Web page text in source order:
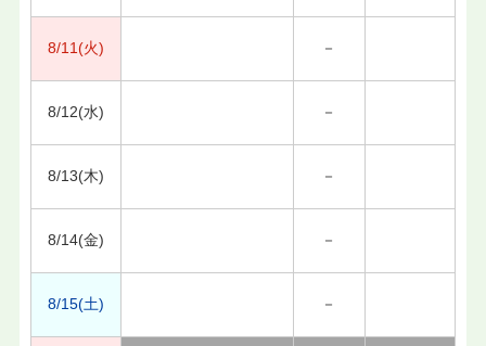
8/11(火) －
8/12(水) －
8/13(木) －
8/14(金) －
8/15(土) －